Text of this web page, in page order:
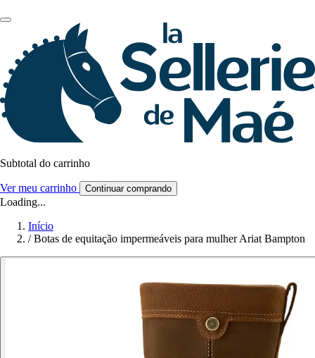
Subtotal do carrinho
Ver meu carrinho Continuar comprando
Loading...
Início
/ Botas de equitação impermeáveis para mulher Ariat Bampton